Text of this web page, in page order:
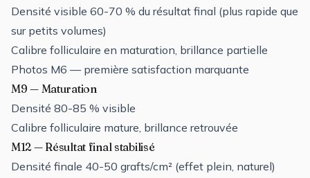
Densité visible 60-70 % du résultat final (plus rapide que
sur petits volumes)
Calibre folliculaire en maturation, brillance partielle
Photos M6 — première satisfaction marquante
M9 — Maturation
Densité 80-85 % visible
Calibre folliculaire mature, brillance retrouvée
M12 — Résultat final stabilisé
Densité finale 40-50 grafts/cm² (effet plein, naturel)